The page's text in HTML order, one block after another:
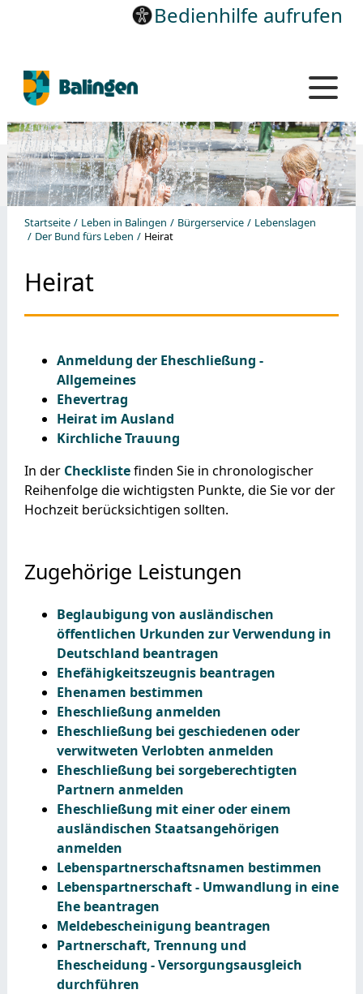
Bedienhilfe aufrufen
Startseite Leben in Balingen Bürgerservice
Lebenslagen
Der Bund fürs Leben
Heirat
Heirat
Anmeldung der Eheschließung -
Allgemeines
Ehevertrag
Heirat im Ausland
Kirchliche Trauung
In der Checklistefinden Sie in chronologischer
Reihenfolge die wichtigsten Punkte, die Sie vor der
Hochzeit berücksichtigen sollten.
Zugehörige Leistungen
Beglaubigung von ausländischen
öffentlichen Urkunden zur Verwendung in
Deutschland beantragen
Ehefähigkeitszeugnis beantragen
Ehenamen bestimmen
Eheschließung anmelden
Eheschließung bei geschiedenen oder
verwitweten Verlobten anmelden
Eheschließung bei sorgeberechtigten
Partnern anmelden
Eheschließung mit einer oder einem
ausländischen Staatsangehörigen
anmelden
Lebenspartnerschaftsnamen bestimmen
Lebenspartnerschaft - Umwandlung in eine
Ehe beantragen
Meldebescheinigung beantragen
Partnerschaft, Trennung und
Ehescheidung - Versorgungsausgleich
durchführen